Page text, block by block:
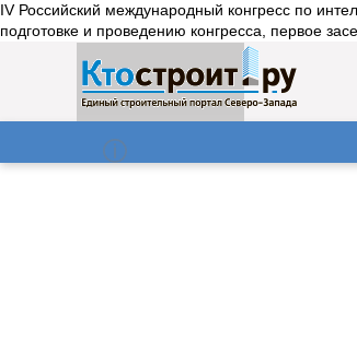
IV Российский международный конгресс по
подготовке и проведению конгресса, первое